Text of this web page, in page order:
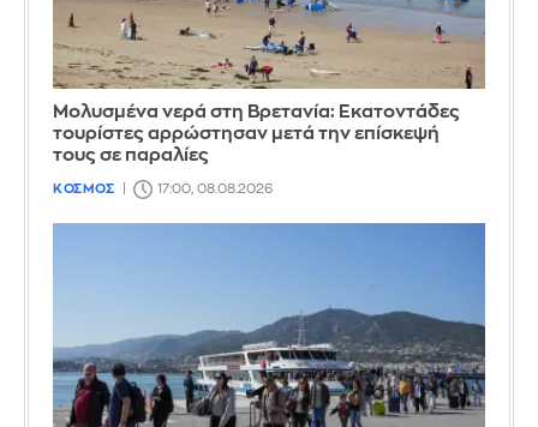
Μολυσμένα νερά στη Βρετανία: Εκατοντάδες
τουρίστες αρρώστησαν μετά την επίσκεψή
τους σε παραλίες
ΚΟΣΜΟΣ 17:00, 08.08.2026